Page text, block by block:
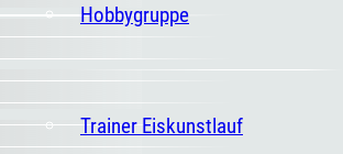
Hobbygruppe
Trainer Eiskunstlauf